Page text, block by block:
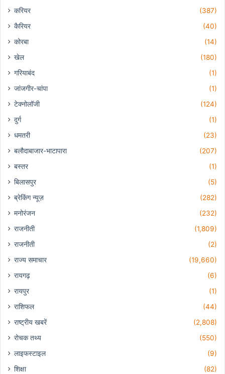
करियर
(387)
कैरियर
(40)
कोरबा
(14)
खेल
(180)
गरियाबंद
(1)
जांजगीर-चांपा
(1)
टेक्नोलॉजी
(124)
दुर्ग
(1)
धमतरी
(23)
बलौदाबाजार-भाटापारा
(207)
बस्तर
(1)
बिलासपुर
(5)
ब्रेकिंग न्यूज़
(282)
मनोरंजन
(232)
राजनीती
(1,809)
राजनीती
(2)
राज्य समाचार
(19,660)
रायगढ़
(6)
रायपुर
(1)
राशिफल
(44)
राष्ट्रीय खबरें
(2,808)
रोचक तथ्य
(550)
लाइफस्टाइल
(9)
शिक्षा
(82)